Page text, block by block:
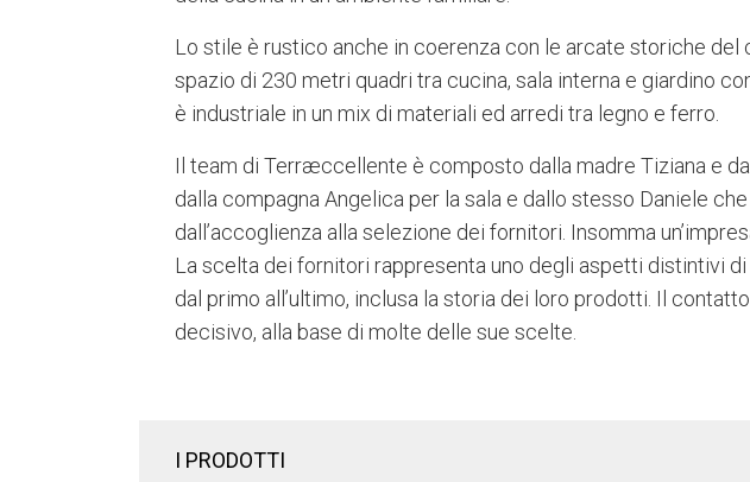
Lo stile è rustico anche in coerenza con le arcate storiche
spazio di 230 metri quadri tra cucina, sala interna e giardino
è industriale in un mix di materiali ed arredi tra legno e ferro.
Il team di Terræccellente è composto dalla madre Tiziana e
dalla compagna Angelica per la sala e dallo stesso Daniele
dall’accoglienza alla selezione dei fornitori. Insomma
La scelta dei fornitori rappresenta uno degli aspetti distintivi
dal primo all’ultimo, inclusa la storia dei loro prodotti. Il
decisivo, alla base di molte delle sue scelte.
I PRODOTTI